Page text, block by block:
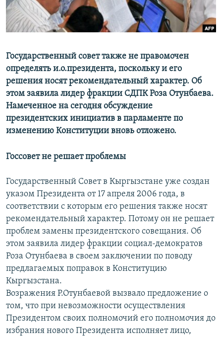
Государственный совет также не правомочен
определять и.о.президента, поскольку и его
решения носят рекомендательный характер. Об
этом заявила лидер фракции СДПК Роза Отунбаева.
Намеченное на сегодня обсуждение
президентских инициатив в парламенте по
изменению Конституции вновь отложено.
Госсовет не решает проблемы
Государственный Совет в Кыргызстане уже создан
указом Президента от 17 апреля 2006 года, в
соответствии с которым его решения также носят
рекомендательный характер. Потому он не решает
проблем замены президентского совещания. Об
этом заявила лидер фракции социал-демократов
Роза Отунбаева в своем заключении по поводу
предлагаемых поправок в Конституцию
Кыргызстана.
Возражения Р.Отунбаевой вызвало предложение о
том, что при невозможности осуществления
Президентом своих полномочий его полномочия до
избрания нового Президента исполняет лицо,